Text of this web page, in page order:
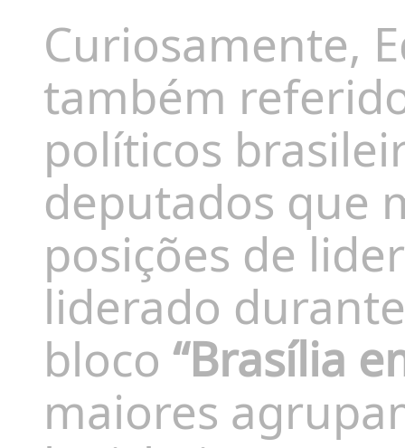
Curiosamente,
também
políticos
deputados que
posições de
liderado
bloco“Brasília
maiores